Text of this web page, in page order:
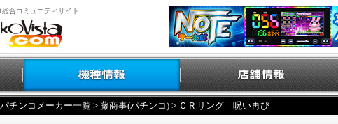
合コミュニティサイト
パチンコメーカー一覧 > 藤商事(パチンコ) > ＣＲリング 呪い再び